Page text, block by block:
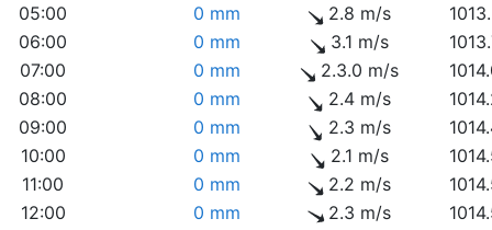
05:00
0 mm 2.8 m/s
06:00
0 mm 3.1 m/s
07:00
0 mm 2.3.0 m/s
08:00
0 mm 2.4 m/s
09:00
0 mm 2.3 m/s
10:00
0 mm 2.1 m/s
11:00
0 mm 2.2 m/s
12:00
0 mm 2.3 m/s